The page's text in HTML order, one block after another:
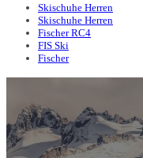
Skischuhe Herren
Skischuhe Herren
Fischer RC4
FIS Ski
Fischer